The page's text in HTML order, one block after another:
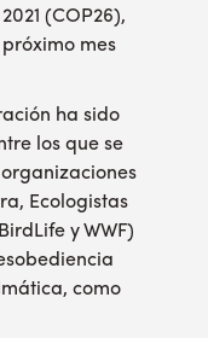
(COP26),
mes
ha sido
los que se
Ecologistas
y WWF)
como